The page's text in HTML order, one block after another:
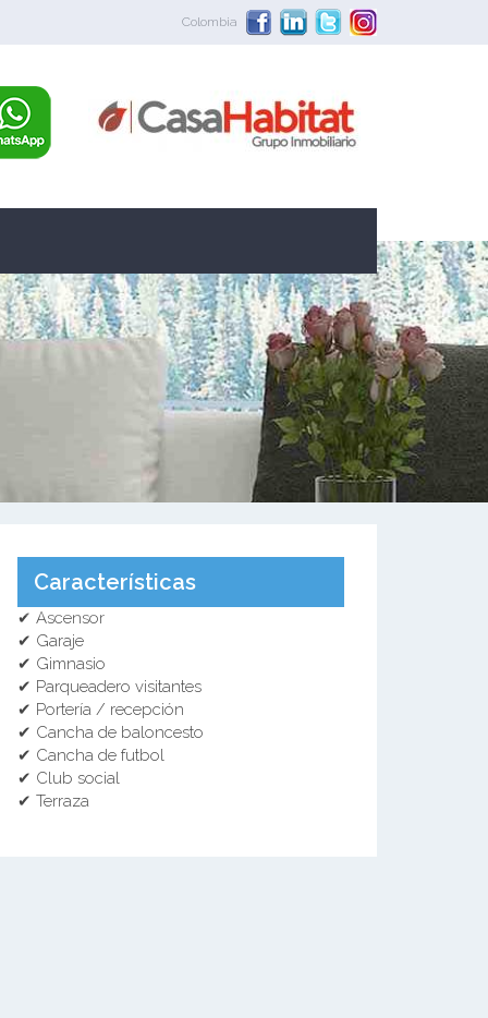
Colombia
Características
✔ Ascensor
✔ Garaje
✔ Gimnasio
✔ Parqueadero visitantes
✔ Portería / recepción
✔ Cancha de baloncesto
✔ Cancha de futbol
✔ Club social
✔ Terraza